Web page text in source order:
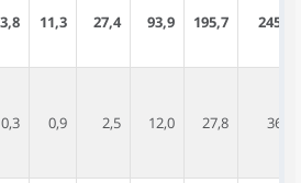
3,8 11,3 27,4 93,9 195,7 245,7
0,3 0,9 2,5 12,0 27,8 36,0